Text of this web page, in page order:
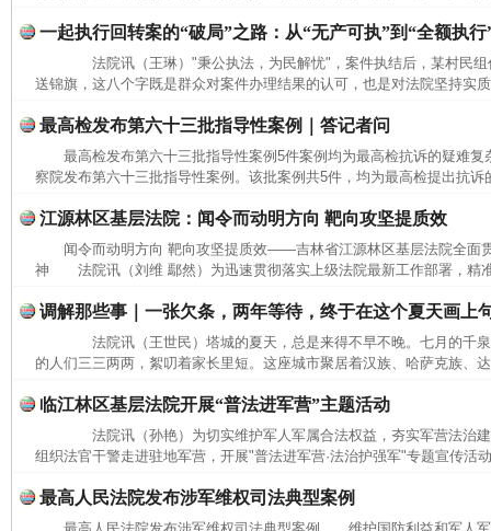
一起执行回转案的“破局”之路：从“无产可执”到“全额执行
法院讯（王琳）"秉公执法，为民解忧"，案件执结后，某村民组
送锦旗，这八个字既是群众对案件办理结果的认可，也是对法院坚持实
最高检发布第六十三批指导性案例｜答记者问
最高检发布第六十三批指导性案例5件案例均为最高检抗诉的疑
察院发布第六十三批指导性案例。该批案例共5件，均为最高检提出抗诉
江源林区基层法院：闻令而动明方向 靶向攻坚提质效
闻令而动明方向 靶向攻坚提质效——吉林省江源林区基层法院全面
神 法院讯（刘维 鄢然）为迅速贯彻落实上级法院最新工作部署，精
调解那些事｜一张欠条，两年等待，终于在这个夏天画上
法院讯（王世民）塔城的夏天，总是来得不早不晚。七月的千
的人们三三两两，絮叨着家长里短。这座城市聚居着汉族、哈萨克族、
临江林区基层法院开展“普法进军营”主题活动
法院讯（孙艳）为切实维护军人军属合法权益，夯实军营法治
组织法官干警走进驻地军营，开展"普法进军营·法治护强军"专题宣传活
最高人民法院发布涉军维权司法典型案例